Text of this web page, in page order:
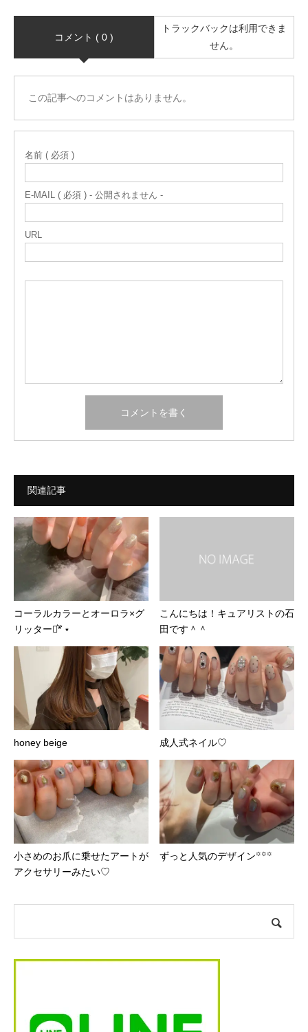
コメント ( 0 )
トラックバックは利用できま
せん。
この記事へのコメントはありません。
名前 ( 必須 )
E-MAIL ( 必須 ) - 公開されません -
URL
関連記事
コーラルカラーとオーロラ×グ
リッター⋆͛*͛ ⋆
こんにちは！キュアリストの石
田です＾＾
honey beige 成人式ネイル♡
小さめのお爪に乗せたアートが
アクセサリーみたい♡
ずっと人気のデザイン꙳꙳꙳